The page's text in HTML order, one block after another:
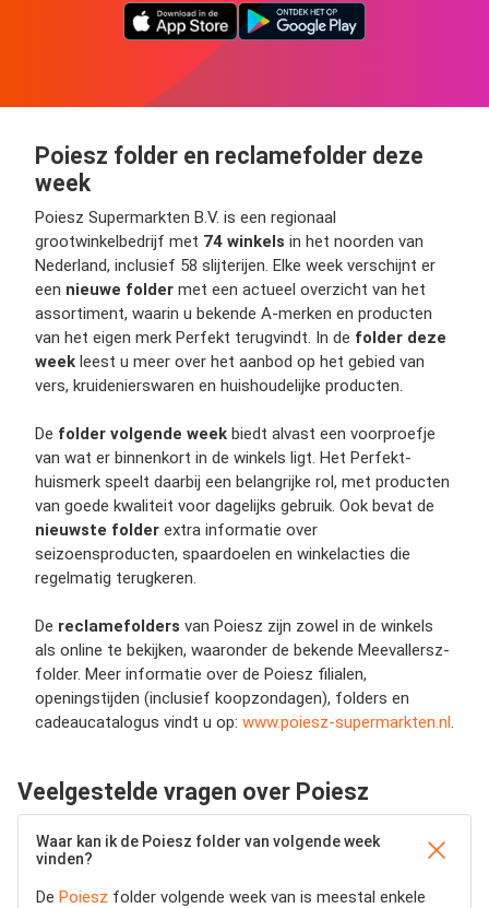
Poiesz folder en reclamefolder deze
week
Poiesz Supermarkten B.V. is een regionaal
grootwinkelbedrijf met 74 winkels in het noorden van
Nederland, inclusief 58 slijterijen. Elke week verschijnt er
een nieuwe folder met een actueel overzicht van het
assortiment, waarin u bekende A-merken en producten
van het eigen merk Perfekt terugvindt. In de folder deze
week leest u meer over het aanbod op het gebied van
vers, kruidenierswaren en huishoudelijke producten.
De folder volgende week biedt alvast een voorproefje
van wat er binnenkort in de winkels ligt. Het Perfekt-
huismerk speelt daarbij een belangrijke rol, met producten
van goede kwaliteit voor dagelijks gebruik. Ook bevat de
nieuwste folder extra informatie over
seizoensproducten, spaardoelen en winkelacties die
regelmatig terugkeren.
De reclamefolders van Poiesz zijn zowel in de winkels
als online te bekijken, waaronder de bekende Meevallersz-
folder. Meer informatie over de Poiesz filialen,
openingstijden (inclusief koopzondagen), folders en
cadeaucatalogus vindt u op: www.poiesz-supermarkten.nl.
Veelgestelde vragen over Poiesz
Waar kan ik de Poiesz folder van volgende week
vinden?
De Poiesz folder volgende week van is meestal enkele